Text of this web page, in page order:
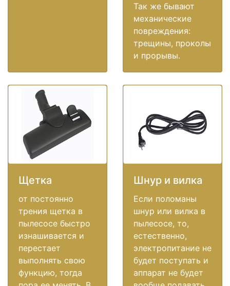
Так же бывают
механические
повреждения:
трещины, проколы
и прорывы.
Щетка
от постоянно
трения щетка в
пылесосе быстро
изнашивается и
перестает
выполнять свою
функцию, тогда
Шнур и вилка
Если поломаны
шнур или вилка в
пылесосе, то,
естественно,
электропитание не
будет поступать и
аппарат не будет